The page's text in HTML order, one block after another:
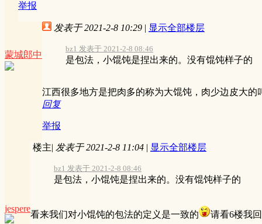
举报
蒙城郎中
发表于 2021-2-8 10:29 | 显示全部楼层
bz1 发表于 2021-2-8 08:46
是包法，小馄饨是捏出来的。没有馄饨样子的
江西很多地方是把肉多的称为大馄饨，肉少边皮大
回复
举报
jespere
楼主| 发表于 2021-2-8 11:04 | 显示全部楼层
bz1 发表于 2021-2-8 08:46
是包法，小馄饨是捏出来的。没有馄饨样子的
看来我们对小馄饨的包法的定义是一致的 请看6楼我